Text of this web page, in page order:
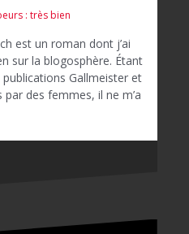
: très bien
est un roman dont j’ai
sur la blogosphère. Étant
Gallmeister et
des femmes, il ne m’a